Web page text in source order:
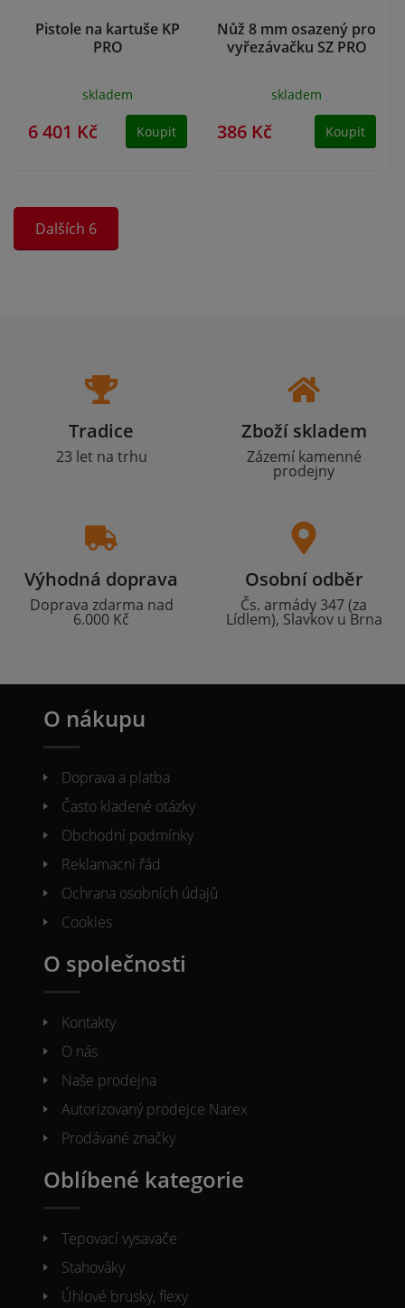
Pistole na kartuše KP
PRO
skladem
6 401 Kč Koupit
Nůž 8 mm osazený pro
vyřezávačku SZ PRO
skladem
386 Kč Koupit
Dalších 6
Tradice
23 let na trhu
Zboží skladem
Zázemí kamenné
prodejny
Výhodná doprava
Doprava zdarma nad
6.000 Kč
Osobní odběr
Čs. armády 347 (za
Lídlem), Slavkov u Brna
O nákupu
Doprava a platba
Často kladené otázky
Obchodní podmínky
Reklamacni řád
Ochrana osobních údajů
Cookies
O společnosti
Kontakty
O nás
Naše prodejna
Autorizovaný prodejce Narex
Prodávané značky
Oblíbené kategorie
Tepovací vysavače
Stahováky
Úhlové brusky, flexy